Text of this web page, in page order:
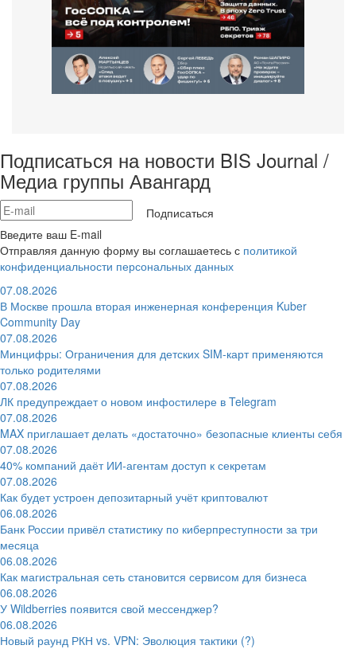
Подписаться на новости BIS Journal /
Медиа группы Авангард
Подписаться
Введите ваш E-mail
Отправляя данную форму вы соглашаетесь с политикой
конфиденциальности персональных данных
07.08.2026
В Москве прошла вторая инженерная конференция Kuber
Community Day
07.08.2026
Минцифры: Ограничения для детских SIM-карт применяются
только родителями
07.08.2026
ЛК предупреждает о новом инфостилере в Telegram
07.08.2026
MAX приглашает делать «достаточно» безопасные клиенты себя
07.08.2026
40% компаний даёт ИИ‑агентам доступ к секретам
07.08.2026
Как будет устроен депозитарный учёт криптовалют
06.08.2026
Банк России привёл статистику по киберпреступности за три
месяца
06.08.2026
Как магистральная сеть становится сервисом для бизнеса
06.08.2026
У Wildberries появится свой мессенджер?
06.08.2026
Новый раунд РКН vs. VPN: Эволюция тактики (?)